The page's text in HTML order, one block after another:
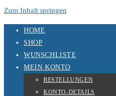
Zum Inhalt springen
HOME
SHOP
WUNSCHLISTE
MEIN KONTO
BESTELLUNGEN
KONTO-DETAILS